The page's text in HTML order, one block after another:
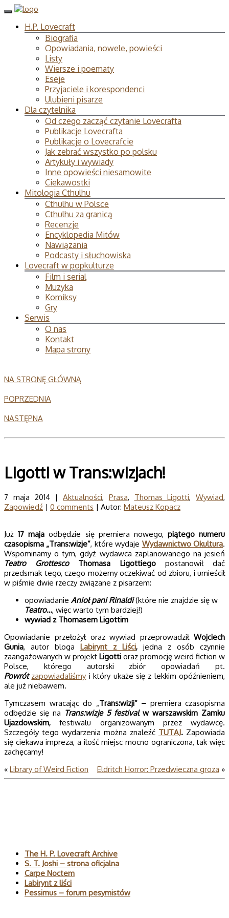
H.P. Lovecraft
Biografia
Opowiadania, nowele, powieści
Listy
Wiersze i poematy
Eseje
Przyjaciele i korespondenci
Ulubieni pisarze
Dla czytelnika
Od czego zacząć czytanie Lovecrafta
Publikacje Lovecrafta
Publikacje o Lovecrafcie
Jak zebrać wszystko po polsku
Artykuły i wywiady
Inne opowieści niesamowite
Ciekawostki
Mitologia Cthulhu
Cthulhu w Polsce
Cthulhu za granicą
Recenzje
Encyklopedia Mitów
Nawiązania
Podcasty i słuchowiska
Lovecraft w popkulturze
Film i serial
Muzyka
Komiksy
Gry
Serwis
O nas
Kontakt
Mapa strony
NA STRONĘ GŁÓWNĄ
POPRZEDNIA
NASTĘPNA
Ligotti w Trans:wizjach!
7 maja 2014 | Aktualności, Prasa, Thomas Ligotti, Wywiad,
Zapowiedź | 0 comments | Autor: Mateusz Kopacz
Już17 maja odbędzie się premiera nowego, piątego numeru
czasopisma „Trans:wizje”, które wydaje Wydawnictwo Okultura.
Wspominamy o tym, gdyż wydawca zaplanowanego na jesień
Teatro Grottesco Thomasa Ligottiego postanowił dać
przedsmak tego, czego możemy oczekiwać od zbioru, i umieścił
w piśmie dwie rzeczy związane z pisarzem:
opowiadanie Anioł pani Rinaldi(które nie znajdzie się w
Teatro…, więc warto tym bardziej!)
wywiad z Thomasem Ligottim
Opowiadanie przełożył oraz wywiad przeprowadził Wojciech
Gunia, autor bloga Labirynt z Liści, jedna z osób czynnie
zaangażowanych w projekt Ligotti oraz promocję weird fiction w
Polsce, którego autorski zbiór opowiadań pt.
Powrótzapowiadaliśmy i który ukaże się z lekkim opóźnieniem,
ale już niebawem.
Tymczasem wracając do „Trans:wizji” – premiera czasopisma
odbędzie się na Trans:wizje 5 festivalw warszawskim Zamku
Ujazdowskim,festiwalu organizowanym przez wydawcę.
Szczegóły tego wydarzenia można znaleźć TUTAJ. Zapowiada
się ciekawa impreza, a ilość miejsc mocno ograniczona, tak więc
zachęcamy!
« Library of Weird Fiction Eldritch Horror: Przedwieczna groza »
The H. P. Lovecraft Archive
S. T. Joshi – strona oficjalna
Carpe Noctem
Labirynt z liści
Pessimus – forum pesymistów